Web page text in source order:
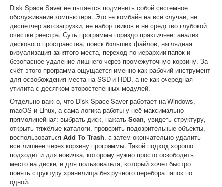
Disk Space Saver не пытается подменить собой системное
обслуживание компьютера. Это не комбайн на все случаи, не
диспетчер автозагрузки, не набор твиков и не средство глубокой
очистки реестра. Суть программы гораздо практичнее: анализ
дискового пространства, поиск больших файлов, наглядная
визуализация занятого места, переход по иерархии папок и
безопасное удаление лишнего через промежуточную корзину. За
счёт этого программа ощущается именно как рабочий инструмент
для освобождения места на SSD и HDD, а не как очередная
утилита с десятком второстепенных модулей.
Отдельно важно, что Disk Space Saver работает на Windows,
macOS и Linux, а сама логика работы у неё максимально
прямолинейная: выбрать диск, нажать Scan, увидеть структуру,
открыть тяжёлые каталоги, проверить подозрительные объекты,
воспользоваться Add To Trash, а затем окончательно удалить
всё лишнее через корзину программы. Такой подход хорошо
подходит и для новичка, которому нужно просто освободить
место на диске, и для пользователя, который хочет быстро
понять структуру хранилища без ручного перебора папок по
одной.